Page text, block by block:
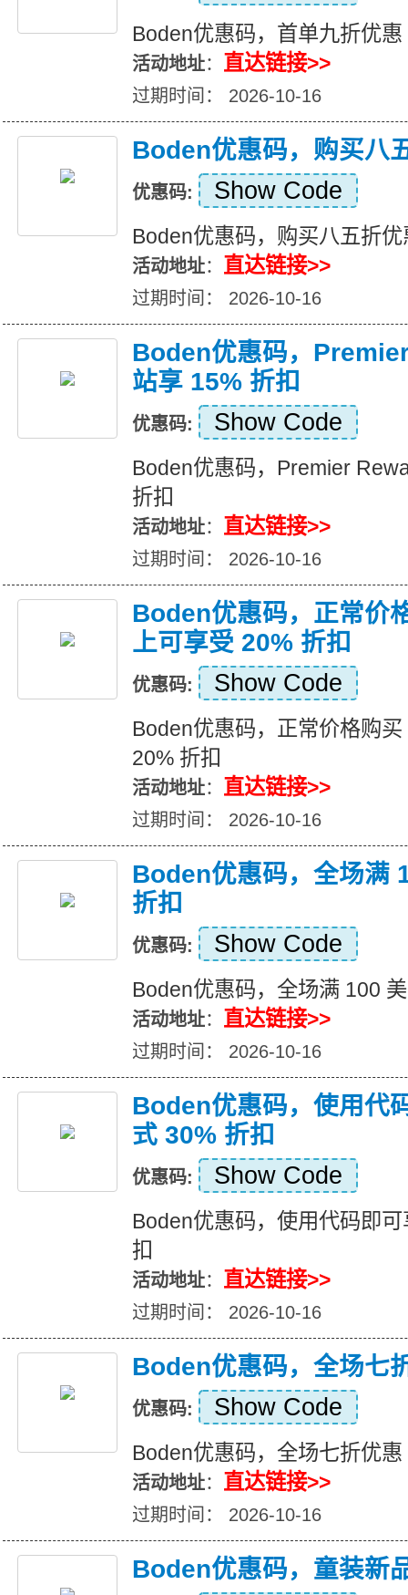
Boden优惠码，首单九折优惠
活动地址： 直达链接>>
过期时间： 2026-10-16
Boden优惠码，购买八
优惠码: Show Code
Boden优惠码，购买八五折优
活动地址： 直达链接>>
过期时间： 2026-10-16
Boden优惠码，
站享 15% 折扣
优惠码: Show Code
Boden优惠码，Premier
折扣
活动地址： 直达链接>>
过期时间： 2026-10-16
Boden优惠码，正常价
上可享受 20% 折扣
优惠码: Show Code
Boden优惠码，正常价格购
20% 折扣
活动地址： 直达链接>>
过期时间： 2026-10-16
Boden优惠码，全场满
折扣
优惠码: Show Code
Boden优惠码，全场满 100
活动地址： 直达链接>>
过期时间： 2026-10-16
Boden优惠码，使用代
式 30% 折扣
优惠码: Show Code
Boden优惠码，使用代码即
扣
活动地址： 直达链接>>
过期时间： 2026-10-16
Boden优惠码，全场七
优惠码: Show Code
Boden优惠码，全场七折优惠
活动地址： 直达链接>>
过期时间： 2026-10-16
Boden优惠码，童装新